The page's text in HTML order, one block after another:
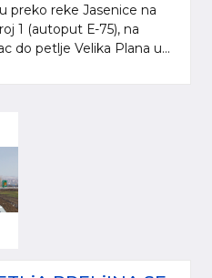
preko reke Jasenice na
1 (autoput Е-75), na
do petlje Velika Plana u...